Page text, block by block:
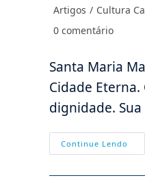
post:
Categoria
post:
Artigos / Cultura
Comentários
0 comentário
Santa Maria
Cidade
dignidade.
Continue Lendo
–
Da